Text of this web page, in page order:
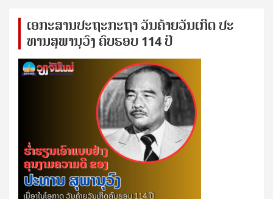
ເອ​ກະ​ສານ​ປະ​ຖະ​ກະ​ຖ​າ ວັນ​ຄ້າຍ​ວັນ​ເກີດ ປ​ະ​
ທານ​ສຸ​ພາ​ນຸ​ວົງ ຄົບ​ຮອບ 114 ປີ